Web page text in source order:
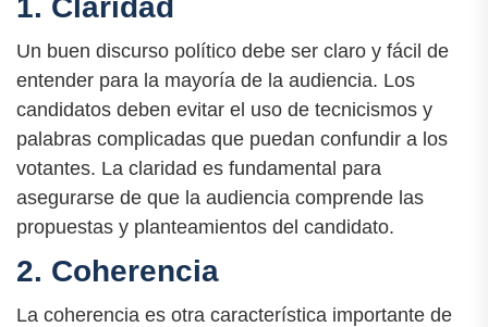
Un buen discurso político debe ser claro y fácil de
entender para la mayoría de la audiencia. Los
candidatos deben evitar el uso de tecnicismos y
palabras complicadas que puedan confundir a los
votantes. La claridad es fundamental para
asegurarse de que la audiencia comprende las
propuestas y planteamientos del candidato.
2. Coherencia
La coherencia es otra característica importante de